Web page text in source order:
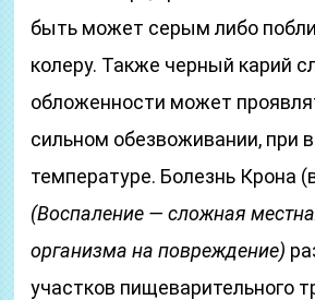
быть может серым либо
колеру. Также черный карий
обложенности может
сильном обезвоживании, при
температуре. Болезнь Крона
(Воспаление — сложная
организма на повреждение)
участков пищеварительного